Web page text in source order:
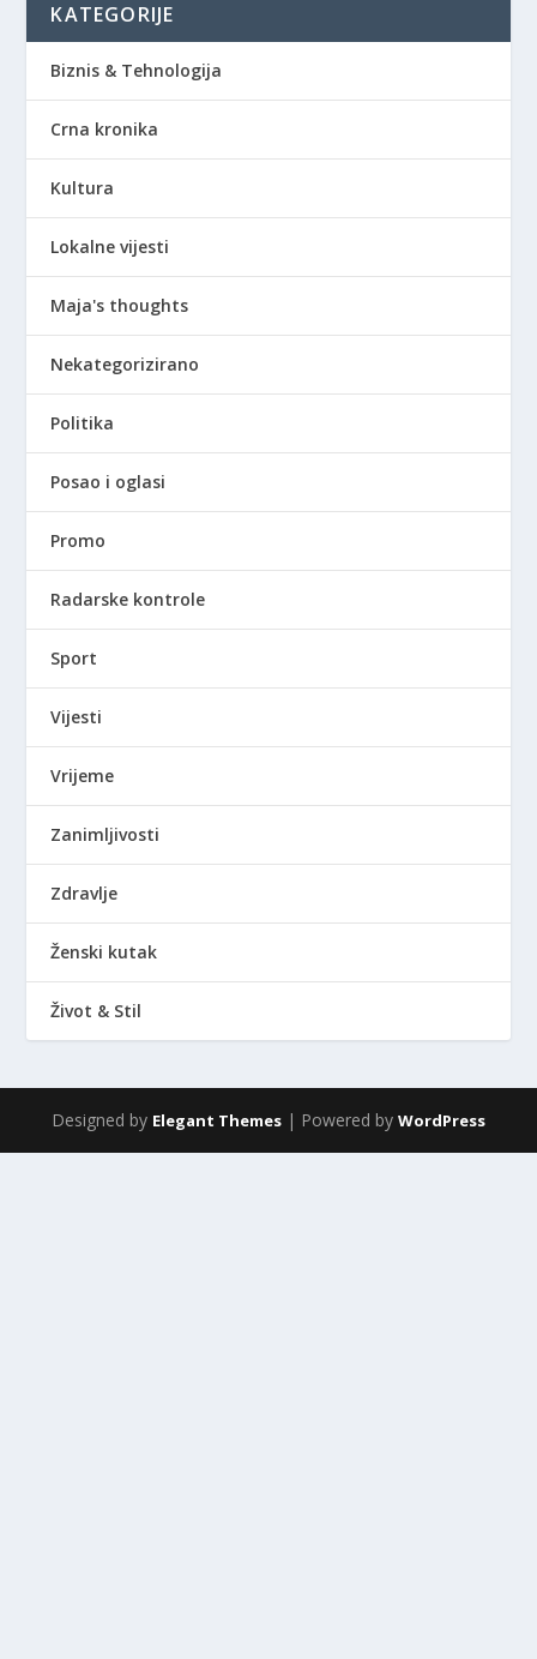
KATEGORIJE
Biznis & Tehnologija
Crna kronika
Kultura
Lokalne vijesti
Maja's thoughts
Nekategorizirano
Politika
Posao i oglasi
Promo
Radarske kontrole
Sport
Vijesti
Vrijeme
Zanimljivosti
Zdravlje
Ženski kutak
Život & Stil
Designed by Elegant Themes | Powered by WordPress